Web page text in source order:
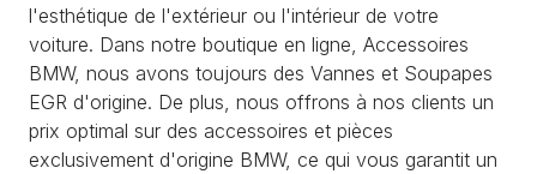
l'esthétique de l'extérieur ou l'intérieur de votre
voiture. Dans notre boutique en ligne, Accessoires
BMW, nous avons toujours des Vannes et Soupapes
EGR d'origine. De plus, nous offrons à nos clients un
prix optimal sur des accessoires et pièces
exclusivement d'origine BMW, ce qui vous garantit un